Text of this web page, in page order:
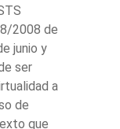
2008 de
junio y
ser
a
de
que